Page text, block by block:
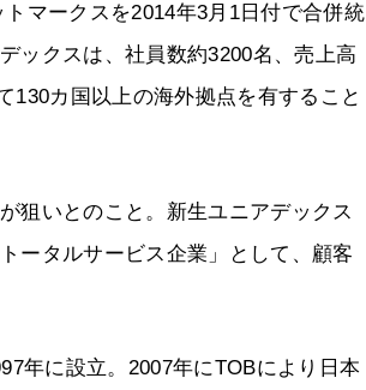
マークスを2014年3月1日付で合併統
ックスは、社員数約3200名、売上高
130カ国以上の海外拠点を有すること
狙いとのこと。新生ユニアデックス
ータルサービス企業」として、顧客
年に設立。2007年にTOBにより日本